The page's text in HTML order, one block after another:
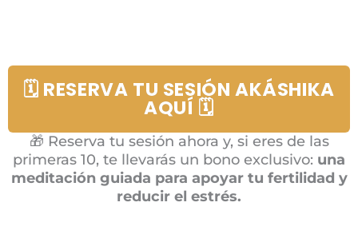
🗓️ RESERVA TU SESIÓN AKÁSHIKA
AQUÍ 🗓️
🎁 Reserva tu sesión ahora y, si eres de las
primeras 10, te llevarás un bono exclusivo: una
meditación guiada para apoyar tu fertilidad y
reducir el estrés.